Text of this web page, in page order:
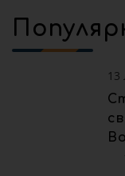
13